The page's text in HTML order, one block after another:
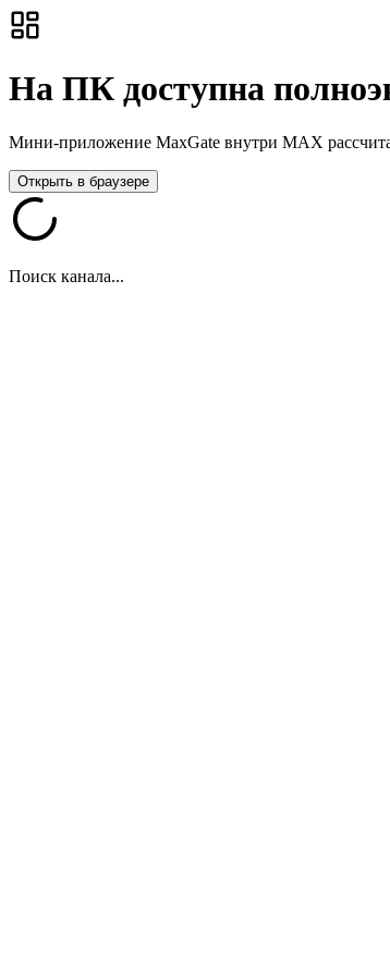
На ПК доступна
Мини-приложение MaxGate внутри MAX
Открыть в браузере
Поиск канала...